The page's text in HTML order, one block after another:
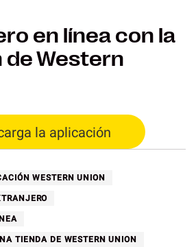
en línea con la
de Western
la aplicación
WESTERN UNION
TIENDA DE WESTERN UNION